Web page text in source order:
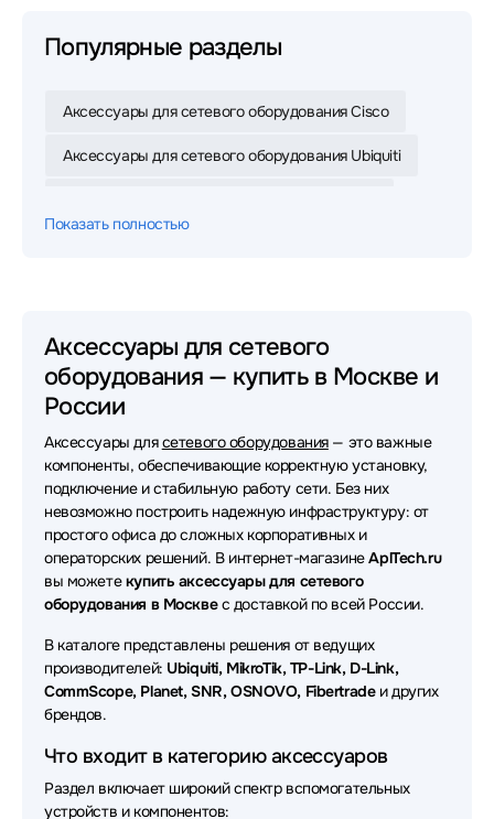
Популярные разделы
Аксессуары для сетевого оборудования Cisco
Аксессуары для сетевого оборудования Ubiquiti
Аксессуары для сетевого оборудования HPE
Аксессуары для сетевого оборудования Ruijie
Аксессуары для сетевого оборудования ATEN
Аксессуары для сетевого оборудования Extreme
Аксессуары для сетевого оборудования Juniper
Аксессуары для сетевого оборудования SNR
Аксессуары для сетевого оборудования H3C
Аксессуары для сетевого оборудования Fibertrade
Аксессуары для сетевого оборудования Mellanox
Аксессуары для сетевого оборудования LR-Link
Показать полностью
Аксессуары для сетевого
оборудования — купить в Москве и
России
Аксессуары длясетевого оборудования— это важные
компоненты, обеспечивающие корректную установку,
подключение и стабильную работу сети. Без них
невозможно построить надежную инфраструктуру: от
простого офиса до сложных корпоративных и
операторских решений. В интернет-магазинеAplTech.ru
вы можетекупить аксессуары для сетевого
оборудования в Москвес доставкой по всей России.
В каталоге представлены решения от ведущих
производителей: Ubiquiti, MikroTik, TP-Link, D-Link,
CommScope, Planet, SNR, OSNOVO, Fibertradeи других
брендов.
Что входит в категорию аксессуаров
Раздел включает широкий спектр вспомогательных
устройств и компонентов: